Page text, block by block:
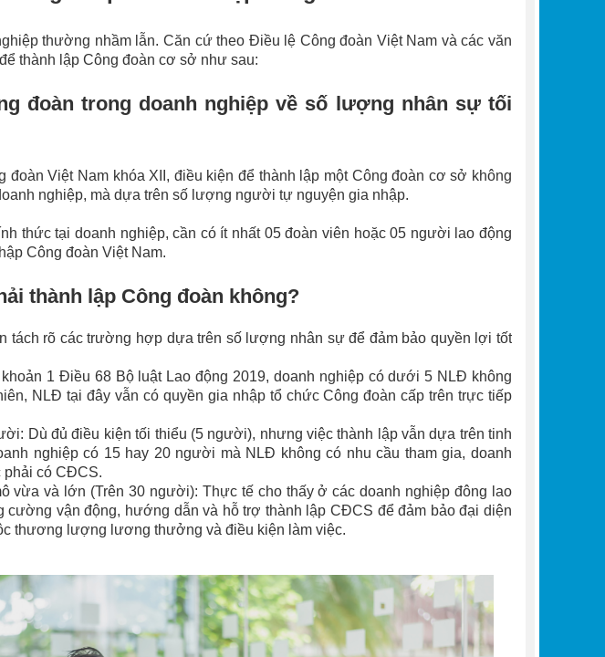
thường nhầm lẫn. Căn cứ theo Điều lệ Công đoàn Việt Nam và các văn
thành lập Công đoàn cơ sở như sau:
đoàn trong doanh nghiệp​ về số lượng nhân sự tối
Việt Nam khóa XII, điều kiện để thành lập một Công đoàn cơ sở không
nghiệp, mà dựa trên số lượng người tự nguyện gia nhập.
thức tại doanh nghiệp, cần có ít nhất 05 đoàn viên hoặc 05 người lao động
Công đoàn Việt Nam.
thành lập Công đoàn không?
tách rõ các trường hợp dựa trên số lượng nhân sự để đảm bảo quyền lợi tốt
1 Điều 68 Bộ luật Lao động 2019, doanh nghiệp có dưới 5 NLĐ không
NLĐ tại đây vẫn có quyền gia nhập tổ chức Công đoàn cấp trên trực tiếp
Dù đủ điều kiện tối thiểu (5 người), nhưng việc thành lập vẫn dựa trên tinh
nghiệp có 15 hay 20 người mà NLĐ không có nhu cầu tham gia, doanh
phải có CĐCS.
vừa và lớn (Trên 30 người): Thực tế cho thấy ở các doanh nghiệp đông lao
cường vận động, hướng dẫn và hỗ trợ thành lập CĐCS để đảm bảo đại diện
thương lượng lương thưởng và điều kiện làm việc.